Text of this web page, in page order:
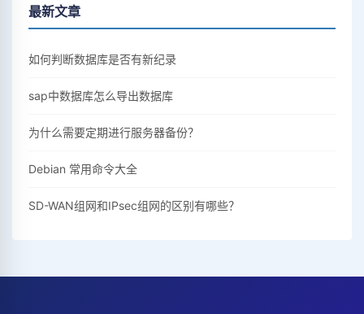
最新文章
如何判断数据库是否有新纪录
sap中数据库怎么导出数据库
为什么需要定期进行服务器备份？
Debian 常用命令大全
SD-WAN组网和IPsec组网的区别有哪些？